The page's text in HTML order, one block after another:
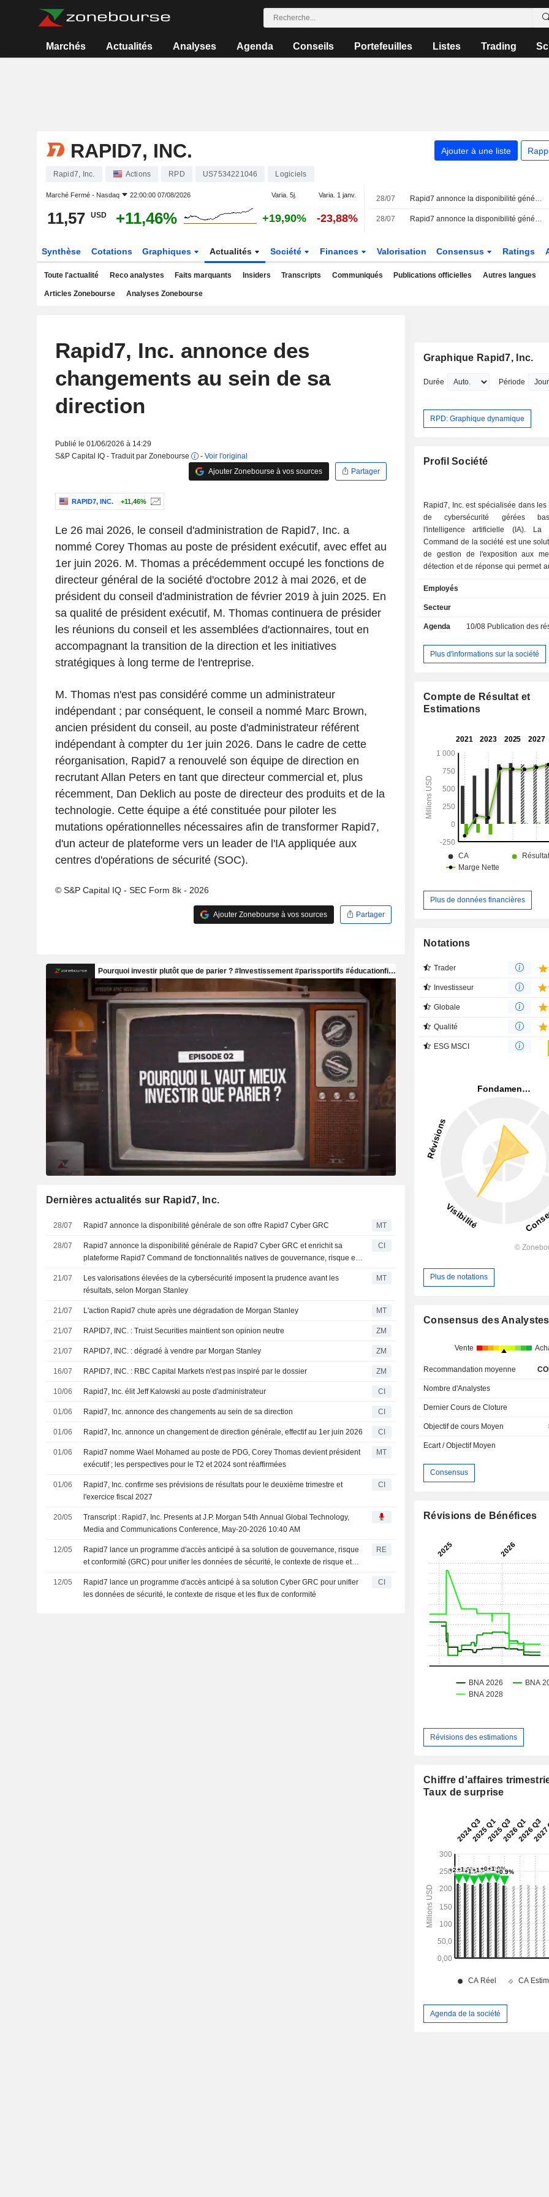
Marchés Actualités Analyses Agenda Conseils Portefeuilles Listes Trading
RAPID7, INC. Ajouter à une liste
Rapid7, Inc. Actions RPD US7534221046 Logiciels
Marché Fermé - Nasdaq 22:00:00 07/08/2026 Varia. 5j. Varia. 1 janv.
11,57 USD +11,46% +19,90% -23,88%
28/07 Rapid7 annonce la disponibilité générale de son offre Rapid7 Cyber GRC
28/07 Rapid7 annonce la disponibilité générale de Rapid7 Cyber GRC et enrichit sa plateforme Rapid7 Command de fonctionnalités natives de gouvernance, risque et conformité
Synthèse Cotations Graphiques Actualités Société Finances Valorisation Consensus Ratings
Toute l'actualité Reco analystes Faits marquants Insiders Transcripts Communiqués Publications officielles Autres langues
Articles Zonebourse Analyses Zonebourse
Rapid7, Inc. annonce des
changements au sein de sa
direction
Publié le 01/06/2026 à 14:29
S&P Capital IQ - Traduit par Zonebourse
- Voir l'original
Ajouter Zonebourse à vos sources
Partager
RAPID7, INC. +11,46%
Le 26 mai 2026, le conseil d'administration de Rapid7, Inc. a
nommé Corey Thomas au poste de président exécutif, avec effet au
1er juin 2026. M. Thomas a précédemment occupé les fonctions de
directeur général de la société d'octobre 2012 à mai 2026, et de
président du conseil d'administration de février 2019 à juin 2025. En
sa qualité de président exécutif, M. Thomas continuera de présider
les réunions du conseil et les assemblées d'actionnaires, tout en
accompagnant la transition de la direction et les initiatives
stratégiques à long terme de l'entreprise.
M. Thomas n'est pas considéré comme un administrateur
indépendant ; par conséquent, le conseil a nommé Marc Brown,
ancien président du conseil, au poste d'administrateur référent
indépendant à compter du 1er juin 2026. Dans le cadre de cette
réorganisation, Rapid7 a renouvelé son équipe de direction en
recrutant Allan Peters en tant que directeur commercial et, plus
récemment, Dan Deklich au poste de directeur des produits et de la
technologie. Cette équipe a été constituée pour piloter les
mutations opérationnelles nécessaires afin de transformer Rapid7,
d'un acteur de plateforme vers un leader de l'IA appliquée aux
centres d'opérations de sécurité (SOC).
© S&P Capital IQ - SEC Form 8k - 2026
Ajouter Zonebourse à vos sources Partager
Dernières actualités sur Rapid7, Inc.
28/07 Rapid7 annonce la disponibilité générale de son offre Rapid7 Cyber GRC MT
28/07
Rapid7 annonce la disponibilité générale de Rapid7 Cyber GRC et enrichit sa
plateforme Rapid7 Command de fonctionnalités natives de gouvernance, risque et
CI
21/07
Les valorisations élevées de la cybersécurité imposent la prudence avant les
résultats, selon Morgan Stanley
MT
21/07 L'action Rapid7 chute après une dégradation de Morgan Stanley MT
21/07 RAPID7, INC. : Truist Securities maintient son opinion neutre ZM
21/07 RAPID7, INC. : dégradé à vendre par Morgan Stanley ZM
16/07 RAPID7, INC. : RBC Capital Markets n'est pas inspiré par le dossier ZM
10/06 Rapid7, Inc. élit Jeff Kalowski au poste d'administrateur CI
01/06 Rapid7, Inc. annonce des changements au sein de sa direction CI
01/06 Rapid7, Inc. annonce un changement de direction générale, effectif au 1er juin 2026 CI
01/06
Rapid7 nomme Wael Mohamed au poste de PDG, Corey Thomas devient président
exécutif ; les perspectives pour le T2 et 2024 sont réaffirmées
MT
01/06
Rapid7, Inc. confirme ses prévisions de résultats pour le deuxième trimestre et
l'exercice fiscal 2027
CI
20/05
Transcript : Rapid7, Inc. Presents at J.P. Morgan 54th Annual Global Technology,
Media and Communications Conference, May-20-2026 10:40 AM
12/05
Rapid7 lance un programme d'accès anticipé à sa solution de gouvernance, risque
et conformité (GRC) pour unifier les données de sécurité, le contexte de risque et
RE
12/05
Rapid7 lance un programme d'accès anticipé à sa solution Cyber GRC pour unifier
les données de sécurité, le contexte de risque et les flux de conformité
CI
Graphique Rapid7, Inc.
Durée Période
RPD: Graphique dynamique
Profil Société
Rapid7, Inc. est spécialisée dans
de cybersécurité gérées
l'intelligence artificielle (IA). La
Command de la société est une
de gestion de l'exposition aux
détection et de réponse qui permet
critiques en offrant une vue
vulnérabilités, des expositions et des
les failles de sécurité et de
et de réponse, de gestion de
que d'autres fonctionnalités et
Command, Incident Response
Intelligence, Managed Digital Risk
expositions proposent Surface
Exposure Command, Rapid7 Cloud
Rapid7 Vulnerability Management.
fonctionnalités et services
Application Security, Managed
Management, Managed
(MAS) et Penetration Testing.
Employés
Secteur
Agenda 10/08 Publication des résultats
Plus d'informations sur la société
Compte de Résultat et
Estimations
Plus de données financières
Notations
Trader
Investisseur
Globale
Qualité
ESG MSCI
Plus de notations
Consensus des Analystes
Vente
Recommandation moyenne
Nombre d'Analystes
Dernier Cours de Cloture
Objectif de cours Moyen
Ecart / Objectif Moyen
Consensus
Révisions de Bénéfices
Révisions des estimations
Chiffre d'affaires
Taux de surprise
Agenda de la société